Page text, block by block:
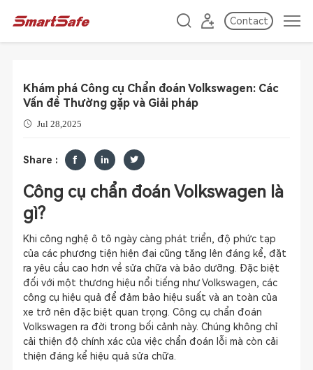
Contact
Khám phá Công cụ Chẩn đoán Volkswagen: Các
Vấn đề Thường gặp và Giải pháp
Jul 28,2025
Share :
Công cụ chẩn đoán Volkswagen là
gì?
Khi công nghệ ô tô ngày càng phát triển, độ phức tạp
của các phương tiện hiện đại cũng tăng lên đáng kể, đặt
ra yêu cầu cao hơn về sửa chữa và bảo dưỡng. Đặc biệt
đối với một thương hiệu nổi tiếng như Volkswagen, các
công cụ hiệu quả để đảm bảo hiệu suất và an toàn của
xe trở nên đặc biệt quan trọng. Công cụ chẩn đoán
Volkswagen ra đời trong bối cảnh này. Chúng không chỉ
cải thiện độ chính xác của việc chẩn đoán lỗi mà còn cải
thiện đáng kể hiệu quả sửa chữa.